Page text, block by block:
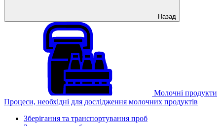
Назад
Молочні продукти
Процеси, необхідні для дослідження молочних продуктів
Зберігання та транспортування проб